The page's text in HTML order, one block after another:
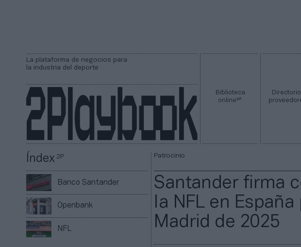
La plataforma de negocios para
la industria del deporte
Biblioteca
online2P
Índex2P
Banco Santander
Openbank
NFL
Patrocinio
Santander firma
la NFL en
Madrid de 2025